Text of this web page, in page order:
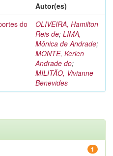
Autor(es)
do
OLIVEIRA, Hamilton
Reis de; LIMA,
Mônica de Andrade;
MONTE, Kerlen
Andrade do;
MILITÃO, Vivianne
Benevides
1